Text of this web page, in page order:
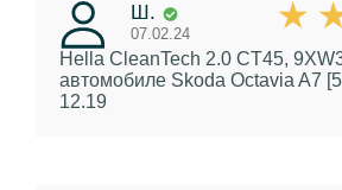
Ш.
07.02.24
Hella CleanTech 2.0 CT45,
автомобиле Skoda Octavia A7
12.19